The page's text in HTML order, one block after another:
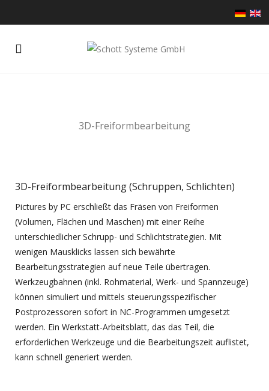
3D-Freiformbearbeitung
3D-Freiformbearbeitung (Schruppen, Schlichten)
Pictures by PC erschließt das Fräsen von Freiformen
(Volumen, Flächen und Maschen) mit einer Reihe
unterschiedlicher Schrupp- und Schlichtstrategien. Mit
wenigen Mausklicks lassen sich bewährte
Bearbeitungsstrategien auf neue Teile übertragen.
Werkzeugbahnen (inkl. Rohmaterial, Werk- und Spannzeuge)
können simuliert und mittels steuerungsspezifischer
Postprozessoren sofort in NC-Programmen umgesetzt
werden. Ein Werkstatt-Arbeitsblatt, das das Teil, die
erforderlichen Werkzeuge und die Bearbeitungszeit auflistet,
kann schnell generiert werden.